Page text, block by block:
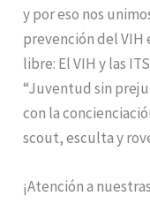
y por eso nos
prevención del VIH
libre: El VIH y las
“Juventud sin
con la
scout, esculta y
¡Atención a